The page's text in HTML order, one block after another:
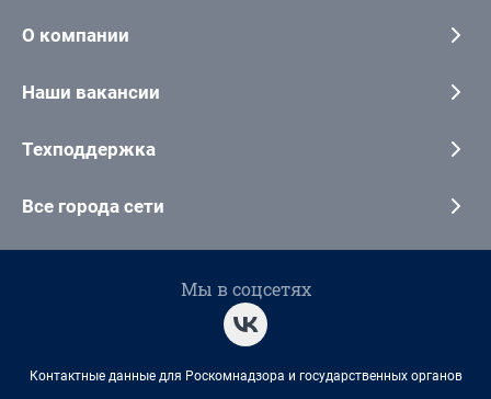
О компании
Наши вакансии
Техподдержка
Все города сети
Мы в соцсетях
Контактные данные для Роскомнадзора и государственных органов